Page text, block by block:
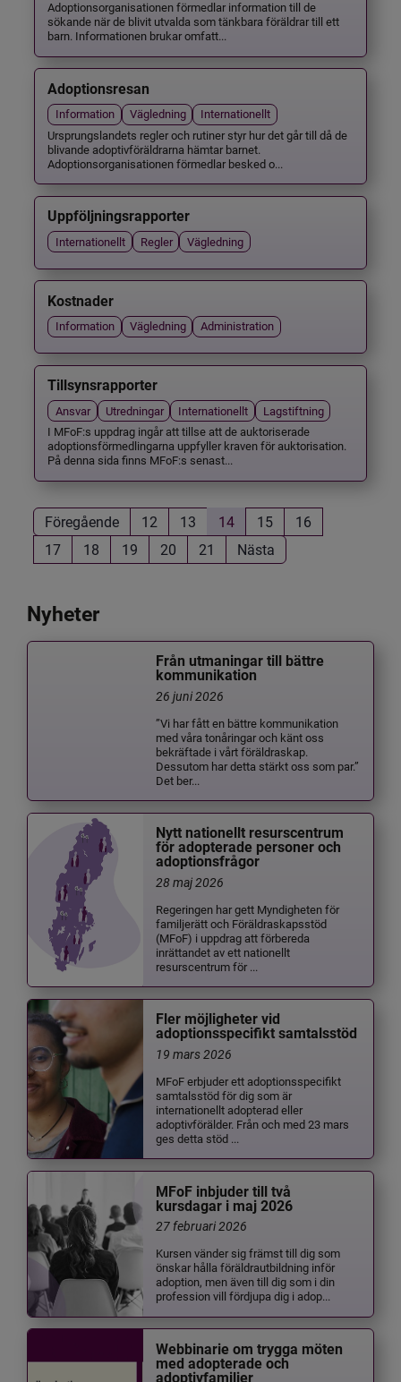
Adoptionsorganisationen förmedlar information till de
sökande när de blivit utvalda som tänkbara föräldrar till ett
barn. Informationen brukar omfatt...
Adoptionsresan
Information Vägledning
Internationellt
Ursprungslandets regler och rutiner styr hur det går till då de
blivande adoptivföräldrarna hämtar barnet.
Adoptionsorganisationen förmedlar besked o...
Uppföljningsrapporter
Internationellt Regler Vägledning
Kostnader
Information Vägledning Administration
Tillsynsrapporter
Ansvar Utredningar Internationellt
Lagstiftning
I MFoF:s uppdrag ingår att tillse att de auktoriserade
adoptionsförmedlingarna uppfyller kraven för auktorisation.
På denna sida finns MFoF:s senast...
Föregående 12 13 14 15
16
17
18 19 20 21 Nästa
Nyheter
Från utmaningar till bättre
kommunikation
26 juni 2026
”Vi har fått en bättre kommunikation
med våra tonåringar och känt oss
bekräftade i vårt föräldraskap.
Dessutom har detta stärkt oss som par.”
Det ber...
Nytt nationellt resurscentrum
för adopterade personer och
adoptionsfrågor
28 maj 2026
Regeringen har gett Myndigheten för
familjerätt och Föräldraskapsstöd
(MFoF) i uppdrag att förbereda
inrättandet av ett nationellt
resurscentrum för ...
Fler möjligheter vid
adoptionsspecifikt samtalsstöd
19 mars 2026
MFoF erbjuder ett adoptionsspecifikt
samtalsstöd för dig som är
internationellt adopterad eller
adoptivförälder. Från och med 23 mars
ges detta stöd ...
MFoF inbjuder till två
kursdagar i maj 2026
27 februari 2026
Kursen vänder sig främst till dig som
önskar hålla föräldrautbildning inför
adoption, men även till dig som i din
profession vill fördjupa dig i adop...
Webbinarie om trygga möten
med adopterade och
adoptivfamiljer